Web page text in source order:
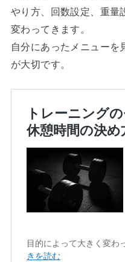
やり方、回数設定、重量
変わってきます。
自分にあったメニューを
が大切です。